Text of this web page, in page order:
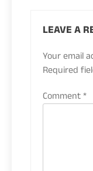
LEAVE A
Your email
Required
Comment*